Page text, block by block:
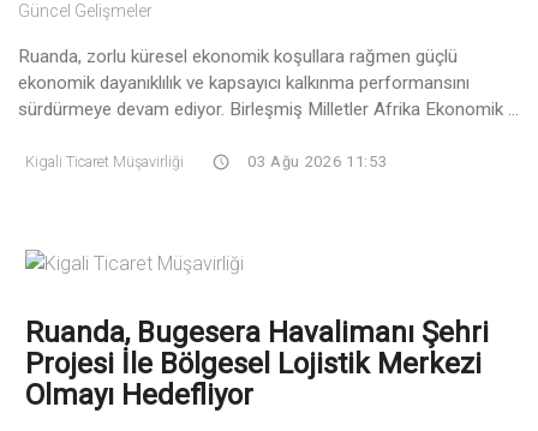
Güncel Gelişmeler
Ruanda, zorlu küresel ekonomik koşullara rağmen güçlü
ekonomik dayanıklılık ve kapsayıcı kalkınma performansını
sürdürmeye devam ediyor. Birleşmiş Milletler Afrika Ekonomik ...
Kigali Ticaret Müşavirliği 03 Ağu 2026 11:53
Ruanda, Bugesera Havalimanı Şehri
Projesi İle Bölgesel Lojistik Merkezi
Olmayı Hedefliyor